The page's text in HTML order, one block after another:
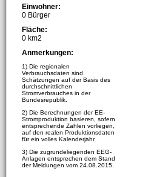
Einwohner:
0 Bürger
Fläche:
0 km2
Anmerkungen:
1) Die regionalen
Verbrauchsdaten sind
Schätzungen auf der Basis des
durchschnittlichen
Stromverbrauches in der
Bundesrepublik.
2) Die Berechnungen der EE-
Stromproduktion basieren, sofern
entsprechende Zahlen vorliegen,
auf den realen Produktionsdaten
für ein volles Kalenderjahr.
3) Die zugrundeliegenden EEG-
Anlagen entsprechen dem Stand
der Meldungen vom 24.08.2015.